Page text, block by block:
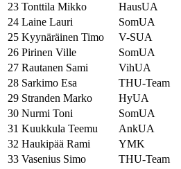
23 Tonttila Mikko HausUA
24 Laine Lauri SomUA
25 Kyynäräinen Timo V-SUA
26 Pirinen Ville SomUA
27 Rautanen Sami VihUA
28 Sarkimo Esa THU-Team
29 Stranden Marko HyUA
30 Nurmi Toni SomUA
31 Kuukkula Teemu AnkUA
32 Haukipää Rami YMK
33 Vasenius Simo THU-Team